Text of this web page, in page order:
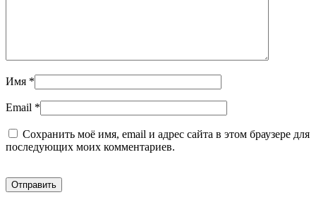
Имя *
Email *
Сохранить моё имя, email и адрес сайта в этом браузере для
последующих моих комментариев.